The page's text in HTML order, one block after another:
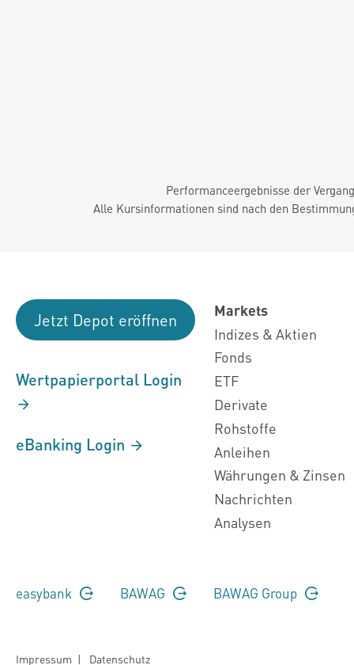
Performanceergebnisse der
Alle Kursinformationen sind nach den
Jetzt Depot eröffnen
Wertpapierportal Login
eBanking Login
Markets
Indizes & Aktien
Fonds
ETF
Derivate
Rohstoffe
Anleihen
Währungen & Zinsen
Nachrichten
Analysen
easybank BAWAG BAWAG Group
Impressum | Datenschutz